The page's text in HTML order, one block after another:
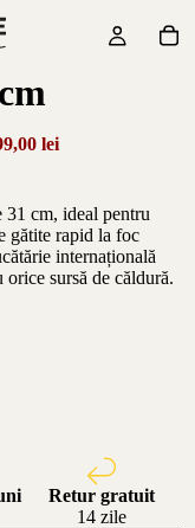
lei
cm, ideal pentru
gătite rapid la foc
internațională
sursă de căldură.
Retur gratuit
14 zile